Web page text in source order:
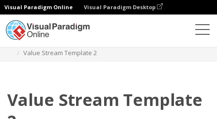
Visual Paradigm Online Visual Paradigm Desktop
Value Stream Template 2
Value Stream Template